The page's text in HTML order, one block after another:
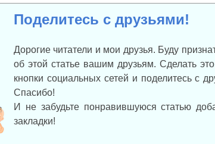
Поделитесь с друзьями!
Дорогие читатели и мои друзья. Буду
об этой статье вашим друзьям. Сделать
кнопки социальных сетей и поделитесь с
Спасибо!
И не забудьте понравившуюся статью
закладки!